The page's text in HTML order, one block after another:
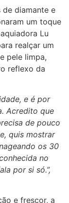
diamante e
um toque
Lu
realçar um
pele limpa,
reflexo da
e é por
Acredito que
de pouco
quis mostrar
os 30
no
por si só.”,
e frescor, a